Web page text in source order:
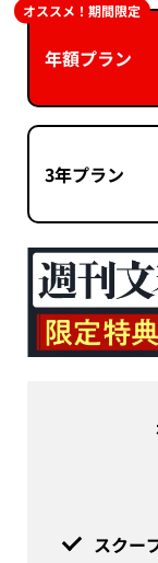
年額プラン
オススメ！期間限定
3年プラン
スクー